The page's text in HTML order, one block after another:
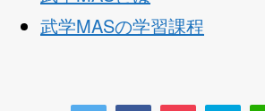
武学MASの学習課程